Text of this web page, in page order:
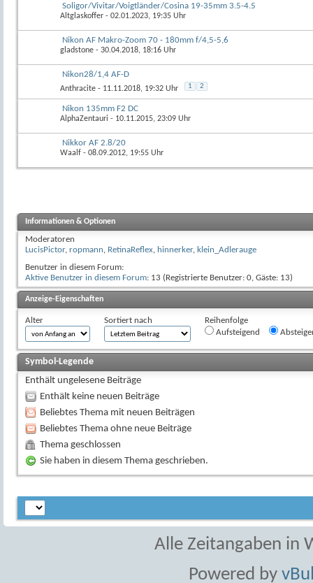
Soligor/Vivitar/Voigtländer/Cosina 19-35mm 3.5-4.5
Altglaskoffer - 02.01.2023, 19:35 Uhr
Nikon AF Makro-Zoom 70 - 180mm f/4,5-5,6
gladstone - 30.04.2018, 18:16 Uhr
Nikon28/1,4 AF-D
Anthracite - 11.11.2018, 19:32 Uhr 1 2
Nikon 135mm F2 DC
AlphaZentauri - 10.11.2015, 23:09 Uhr
Nikkor AF 2.8/20
Waalf - 08.09.2012, 19:55 Uhr
Informationen & Optionen
Moderatoren
LucisPictor, ropmann, RetinaReflex, hinnerker, klein_Adlerauge
Benutzer in diesem Forum:
Aktive Benutzer in diesem Forum: 13 (Registrierte Benutzer: 0, Gäste: 13)
Anzeige-Eigenschaften
Alter Sortiert nach
Reihenfolge
Aufsteigend
Symbol-Legende
Enthält ungelesene Beiträge
Enthält keine neuen Beiträge
Beliebtes Thema mit neuen Beiträgen
Beliebtes Thema ohne neue Beiträge
Thema geschlossen
Sie haben in diesem Thema geschrieben.
Alle Zeitangaben in
Powered by